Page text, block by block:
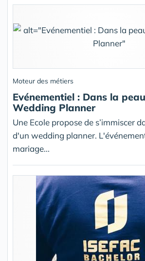
Moteur des métiers
Evénementiel : Dans la
Wedding Planner
Une Ecole propose de s’immiscer
d'un wedding planner.
mariage...